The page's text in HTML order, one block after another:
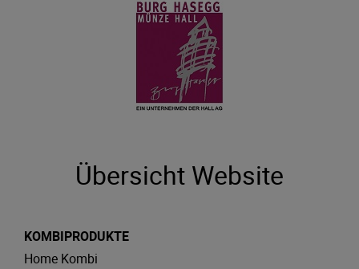
Übersicht Website
KOMBIPRODUKTE
Home Kombi